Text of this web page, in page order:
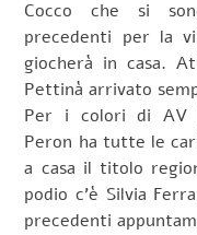
Cocco che si
precedenti per la
giocherà in casa.
Pettinà arrivato
Per i colori di AV
Peron ha tutte le
a casa il titolo
podio c’è Silvia
precedenti